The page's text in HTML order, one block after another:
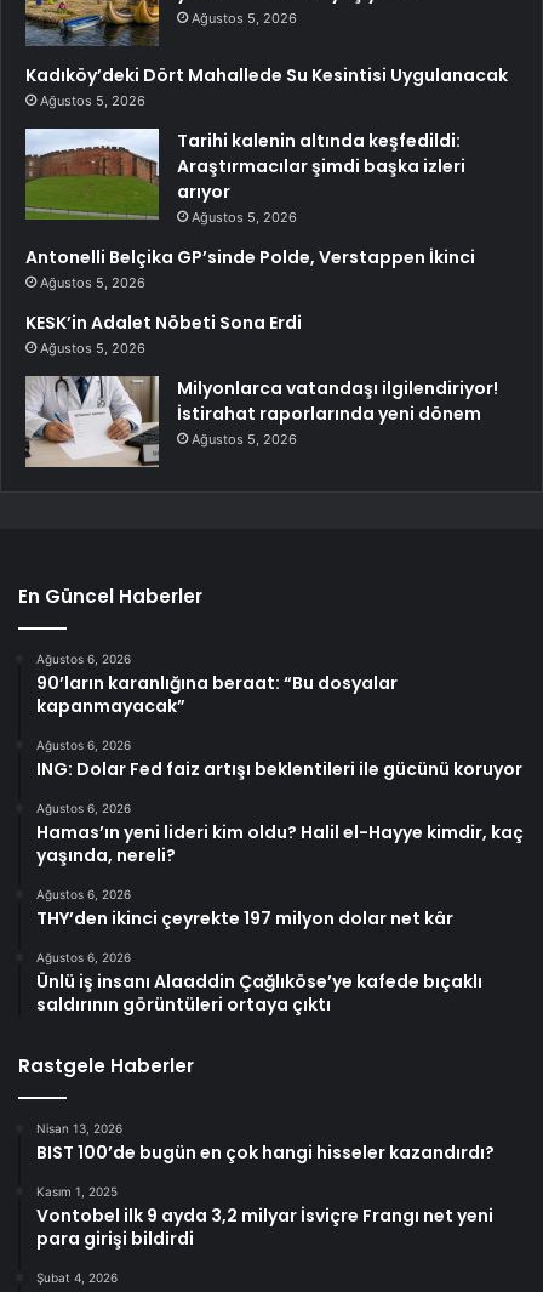
Ağustos 5, 2026
Kadıköy’deki Dört Mahallede Su Kesintisi Uygulanacak
Ağustos 5, 2026
Tarihi kalenin altında keşfedildi:
Araştırmacılar şimdi başka izleri
arıyor
Ağustos 5, 2026
Antonelli Belçika GP’sinde Polde, Verstappen İkinci
Ağustos 5, 2026
KESK’in Adalet Nöbeti Sona Erdi
Ağustos 5, 2026
Milyonlarca vatandaşı ilgilendiriyor!
İstirahat raporlarında yeni dönem
Ağustos 5, 2026
En Güncel Haberler
Ağustos 6, 2026
90’ların karanlığına beraat: “Bu dosyalar
kapanmayacak”
Ağustos 6, 2026
ING: Dolar Fed faiz artışı beklentileri ile gücünü koruyor
Ağustos 6, 2026
Hamas’ın yeni lideri kim oldu? Halil el-Hayye kimdir, kaç
yaşında, nereli?
Ağustos 6, 2026
THY’den ikinci çeyrekte 197 milyon dolar net kâr
Ağustos 6, 2026
Ünlü iş insanı Alaaddin Çağlıköse’ye kafede bıçaklı
saldırının görüntüleri ortaya çıktı
Rastgele Haberler
Nisan 13, 2026
BIST 100’de bugün en çok hangi hisseler kazandırdı?
Kasım 1, 2025
Vontobel ilk 9 ayda 3,2 milyar İsviçre Frangı net yeni
para girişi bildirdi
Şubat 4, 2026